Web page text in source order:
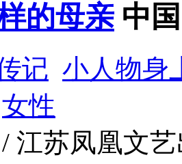
的母亲 中
记 小人物身
女性
江苏凤凰文